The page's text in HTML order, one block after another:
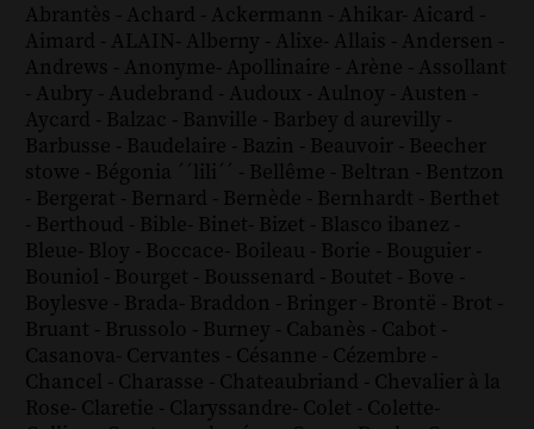
Abrantès - Achard - Ackermann - Ahikar- Aicard -
Aimard - ALAIN- Alberny - Alixe- Allais - Andersen -
Andrews - Anonyme- Apollinaire - Arène - Assollant
- Aubry - Audebrand - Audoux - Aulnoy - Austen -
Aycard - Balzac - Banville - Barbey d aurevilly -
Barbusse - Baudelaire - Bazin - Beauvoir - Beecher
stowe - Bégonia ´´lili´´ - Bellême - Beltran - Bentzon
- Bergerat - Bernard - Bernède - Bernhardt - Berthet
- Berthoud - Bible- Binet- Bizet - Blasco ibanez -
Bleue- Bloy - Boccace- Boileau - Borie - Bouguier -
Bouniol - Bourget - Boussenard - Boutet - Bove -
Boylesve - Brada- Braddon - Bringer - Brontë - Brot -
Bruant - Brussolo - Burney - Cabanès - Cabot -
Casanova- Cervantes - Césanne - Cézembre -
Chancel - Charasse - Chateaubriand - Chevalier à la
Rose- Claretie - Claryssandre- Colet - Colette-